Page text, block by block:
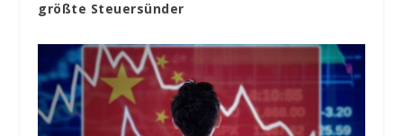
größte Steuersünder